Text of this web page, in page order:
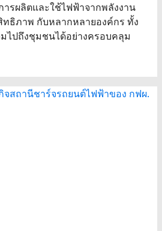
ารผลิตและใช้ไฟฟ้าจากพลังงาน
ทธิภาพ กับหลากหลายองค์กร ทั้ง
ไปถึงชุมชนได้อย่างครอบคลุม